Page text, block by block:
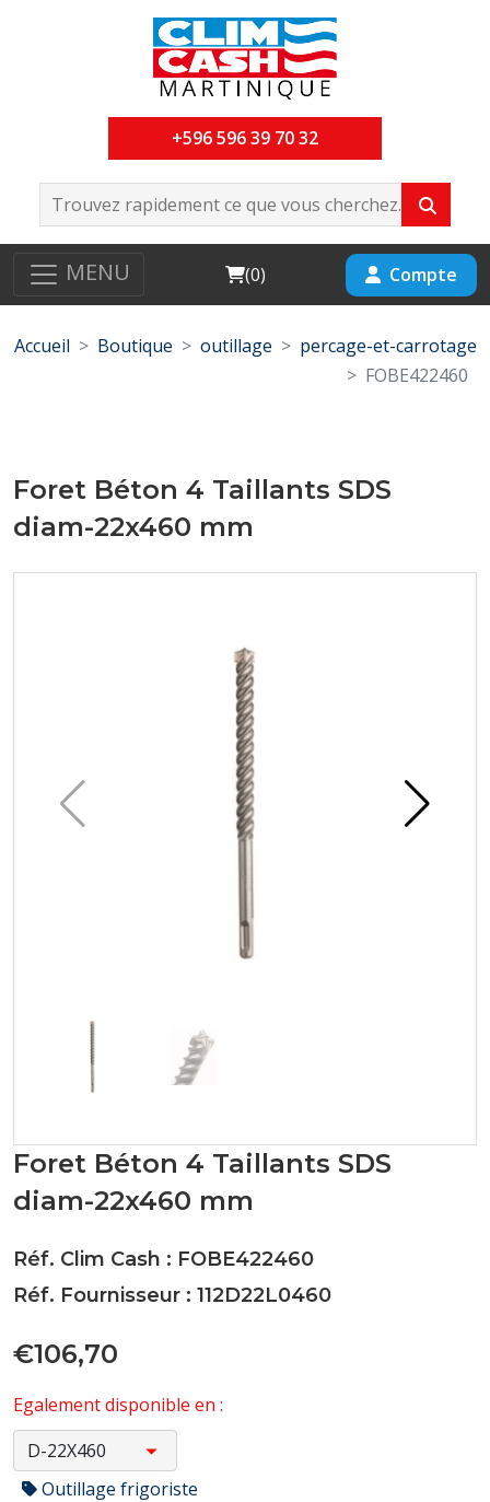
+596 596 39 70 32
MENU Cart
(0) Compte
Accueil Boutique outillage
percage-et-carrotage
FOBE422460
Foret Béton 4 Taillants SDS
diam-22x460 mm
Foret Béton 4 Taillants SDS
diam-22x460 mm
Réf. Clim Cash : FOBE422460
Réf. Fournisseur : 112D22L0460
€106,70
Egalement disponible en :
Outillage frigoriste